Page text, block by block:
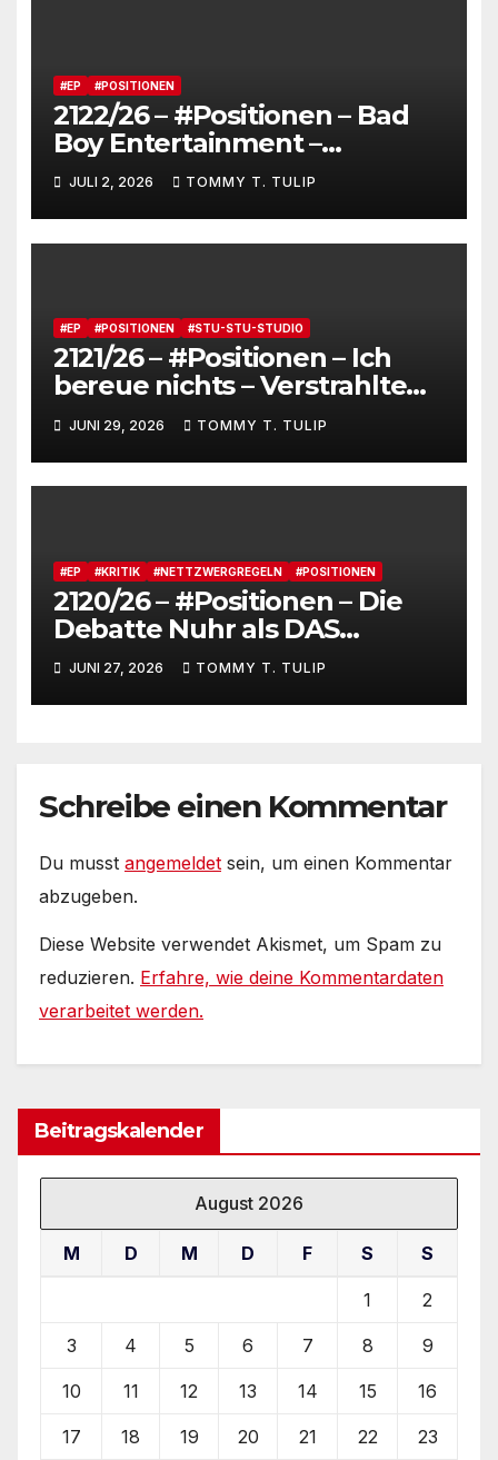
#EP #POSITIONEN
2122/26 – #Positionen – Bad
Boy Entertainment –
Fensterstürze, ungeheurer
Reichtum,
dienstverpflichtete
Claqueure und soziale
JULI 2, 2026 TOMMY T. TULIP
#EP #POSITIONEN #STU-STU-STUDIO
2121/26 – #Positionen – Ich
bereue nichts – Verstrahlte
Menschen, verstrahlte
Kommentare, verstrahltes
Gesamterlebnis auf Social
media
JUNI 29, 2026 TOMMY T. TULIP
#EP #KRITIK #NETTZWERGREGELN #POSITIONEN
2120/26 – #Positionen – Die
Debatte Nuhr als DAS
Shitbürgerthema des
Internets – 36° Grad, es wird
noch heißer #Tageslied
JUNI 27, 2026 TOMMY T. TULIP
Schreibe einen Kommentar
Du musst angemeldet sein, um einen Kommentar
abzugeben.
Diese Website verwendet Akismet, um Spam zu
reduzieren. Erfahre, wie deine Kommentardaten
verarbeitet werden.
Beitragskalender
August 2026
M D M D F S S
1 2
3 4 5 6 7 8 9
10 11 12 13 14 15 16
17 18 19 20 21 22 23